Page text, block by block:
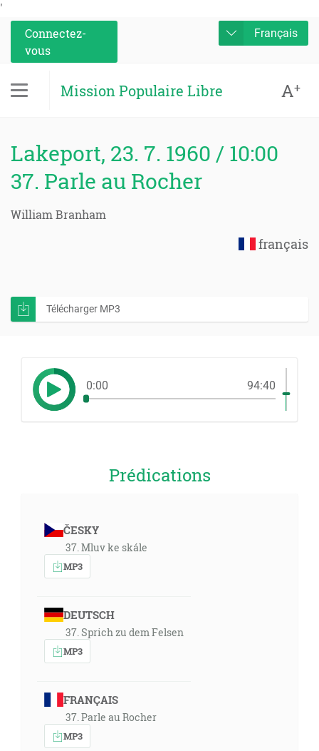
'
Connectez-
vous
Français
Mission Populaire Libre A+
Lakeport, 23. 7. 1960 / 10:00
37. Parle au Rocher
William Branham
français
Télécharger MP3
0:00 94:40
Prédications
ČESKY
37. Mluv ke skále
MP3
DEUTSCH
37. Sprich zu dem Felsen
MP3
FRANÇAIS
37. Parle au Rocher
MP3